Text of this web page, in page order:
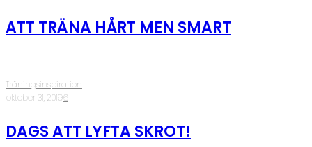
ATT TRÄNA HÅRT MEN SMART
Träningsinspiration
·oktober 31, 2019·6
DAGS ATT LYFTA SKROT!